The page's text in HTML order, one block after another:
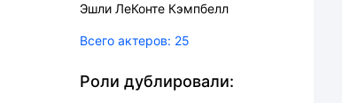
Эшли ЛеКонте Кэмпбелл
Всего актеров: 25
Роли дублировали: